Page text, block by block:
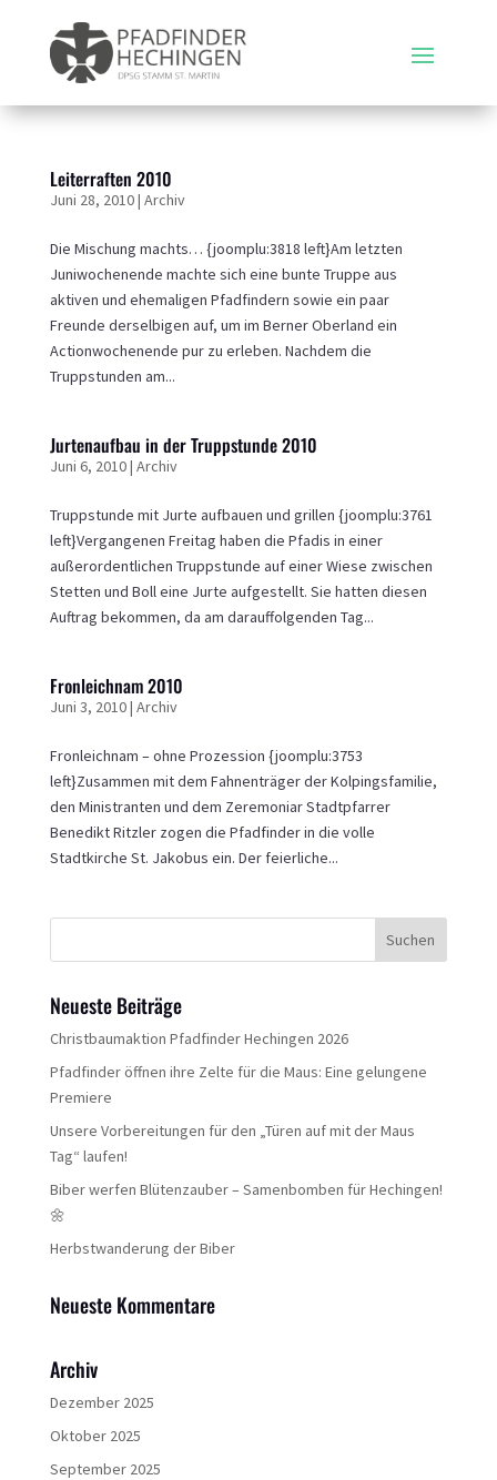
Leiterraften 2010
Juni 28, 2010| Archiv
Die Mischung machts… {joomplu:3818 left}Am letzten
Juniwochenende machte sich eine bunte Truppe aus
aktiven und ehemaligen Pfadfindern sowie ein paar
Freunde derselbigen auf, um im Berner Oberland ein
Actionwochenende pur zu erleben. Nachdem die
Truppstunden am...
Jurtenaufbau in der Truppstunde 2010
Juni 6, 2010| Archiv
Truppstunde mit Jurte aufbauen und grillen {joomplu:3761
left}Vergangenen Freitag haben die Pfadis in einer
außerordentlichen Truppstunde auf einer Wiese zwischen
Stetten und Boll eine Jurte aufgestellt. Sie hatten diesen
Auftrag bekommen, da am darauffolgenden Tag...
Fronleichnam 2010
Juni 3, 2010| Archiv
Fronleichnam – ohne Prozession {joomplu:3753
left}Zusammen mit dem Fahnenträger der Kolpingsfamilie,
den Ministranten und dem Zeremoniar Stadtpfarrer
Benedikt Ritzler zogen die Pfadfinder in die volle
Stadtkirche St. Jakobus ein. Der feierliche...
Neueste Beiträge
Christbaumaktion Pfadfinder Hechingen 2026
Pfadfinder öffnen ihre Zelte für die Maus: Eine gelungene
Premiere
Unsere Vorbereitungen für den „Türen auf mit der Maus
Tag“ laufen!
Biber werfen Blütenzauber – Samenbomben für Hechingen!
🌼
Herbstwanderung der Biber
Neueste Kommentare
Archiv
Dezember 2025
Oktober 2025
September 2025